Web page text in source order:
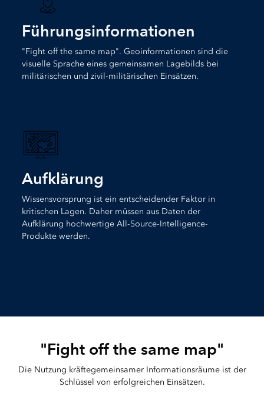
Führungsinformationen
"Fight off the same map". Geoinformationen sind die
visuelle Sprache eines gemeinsamen Lagebilds bei
militärischen und zivil-militärischen Einsätzen.
Aufklärung
Wissensvorsprung ist ein entscheidender Faktor in
kritischen Lagen. Daher müssen aus Daten der
Aufklärung hochwertige All-Source-Intelligence-
Produkte werden.
"Fight off the same map"
Die Nutzung kräftegemeinsamer Informationsräume ist der
Schlüssel von erfolgreichen Einsätzen.